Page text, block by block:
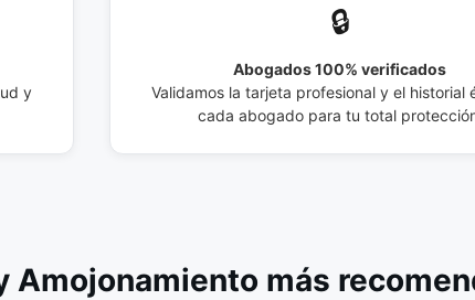
y
🔒
Abogados 100% verificados
Validamos la tarjeta profesional y el historial
cada abogado para tu total
Amojonamiento más